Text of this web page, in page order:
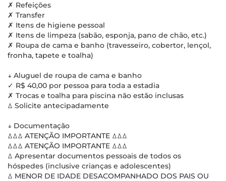
✗ Refeições
✗ Transfer
✗ Itens de higiene pessoal
✗ Itens de limpeza (sabão, esponja, pano de chão, etc.)
✗ Roupa de cama e banho (travesseiro, cobertor, lençol,
fronha, tapete e toalha)
↓ Aluguel de roupa de cama e banho
✓ R$ 40,00 por pessoa para toda a estadia
✗ Trocas e toalha para piscina não estão inclusas
ꕔ Solicite antecipadamente
↓ Documentação
ꕔꕔꕔ ATENÇÃO IMPORTANTE ꕔꕔꕔ
ꕔꕔꕔ ATENÇÃO IMPORTANTE ꕔꕔꕔ
ꕔ Apresentar documentos pessoais de todos os
hóspedes (inclusive crianças e adolescentes)
ꕔ MENOR DE IDADE DESACOMPANHADO DOS PAIS OU